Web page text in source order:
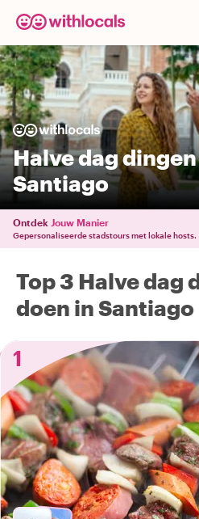
Halve dag
Santiago
Ontdek Jouw Manier
Gepersonaliseerde stadstours met lokale hosts.
Top 3 Halve dag
doen in Santiago
1